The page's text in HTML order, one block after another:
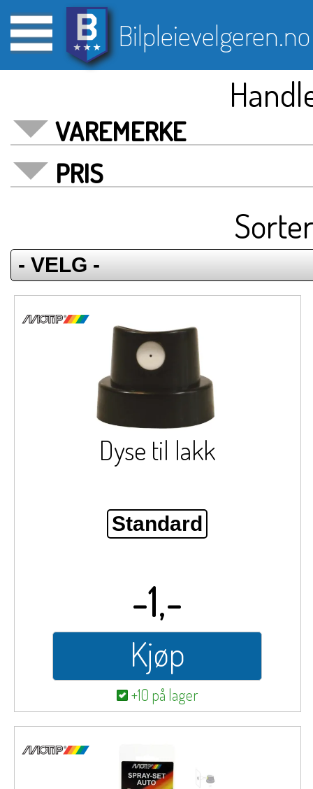
Bilpleievelgeren.no
VAREMERKE
PRIS
Dyse til lakk
Standard
-1,-
Kjøp
+10 på lager